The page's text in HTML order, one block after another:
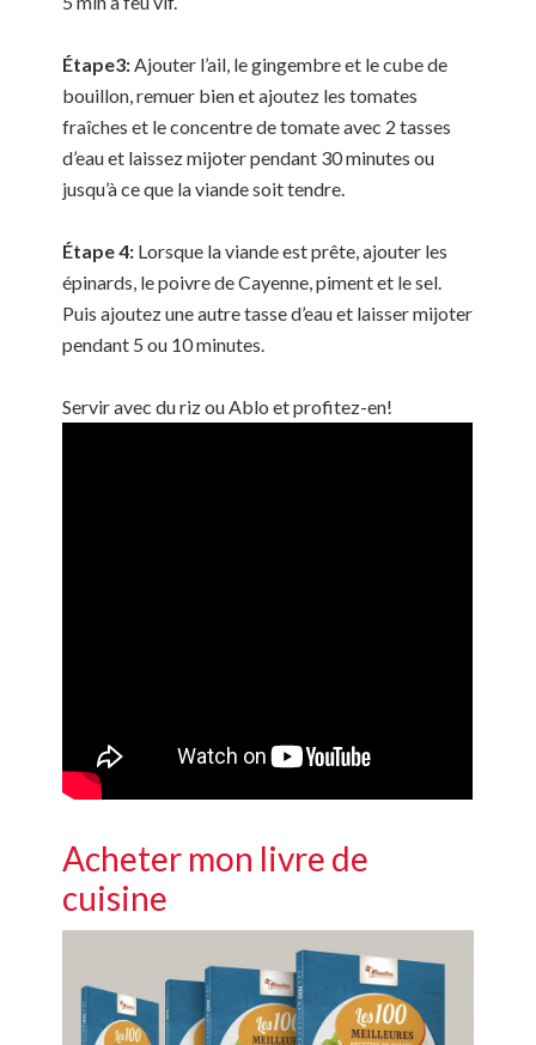
Étape3:Ajouter l’ail, le gingembre et le cube de
bouillon, remuer bien et ajoutez les tomates
fraîches et le concentre de tomate avec 2 tasses
d’eau et laissez mijoter pendant 30 minutes ou
jusqu’à ce que la viande soit tendre.
Étape 4: Lorsque la viande est prête, ajouter les
épinards, le poivre de Cayenne, piment et le sel.
Puis ajoutez une autre tasse d’eau et laisser mijoter
pendant 5 ou 10 minutes.
Servir avec du riz ou Ablo et profitez-en!
Acheter mon livre de
cuisine